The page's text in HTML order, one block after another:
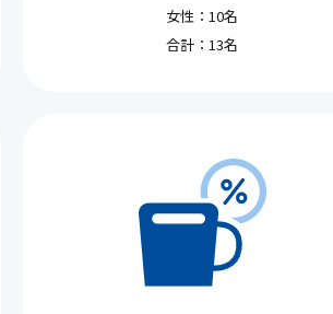
女性：10名
合計：13名